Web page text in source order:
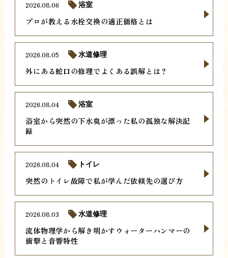
プロが教える水栓交換の適正価格とは
2026.08.06 浴室
外にある蛇口の修理でよくある誤解とは？
2026.08.05 水道修理
浴室から突然の下水臭が漂った私の孤独な解決記
録
2026.08.04 浴室
突然のトイレ故障で私が学んだ依頼先の選び方
2026.08.04 トイレ
流体物理学から解き明かすウォーターハンマーの
衝撃と音響特性
2026.08.03 水道修理